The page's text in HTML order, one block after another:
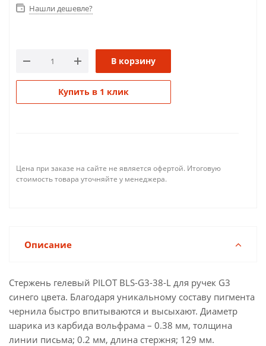
Нашли дешевле?
В корзину
Купить в 1 клик
Цена при заказе на сайте не является офертой. Итоговую
стоимость товара уточняйте у менеджера.
Описание
Стержень гелевый PILOT BLS-G3-38-L для ручек G3
синего цвета. Благодаря уникальному составу пигмента
чернила быстро впитываются и высыхают. Диаметр
шарика из карбида вольфрама – 0.38 мм, толщина
линии письма; 0.2 мм, длина стержня; 129 мм.